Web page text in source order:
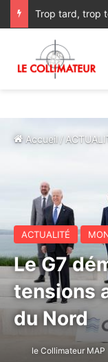
Trop tard, trop
Accueil/
ACTUALITÉ
Le G7
tensions
du Nord
le Collimateur MAP